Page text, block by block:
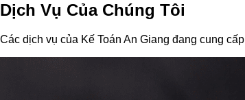
Dịch Vụ Của Chúng Tôi
Các dịch vụ của Kế Toán An Giang đang cung cấp